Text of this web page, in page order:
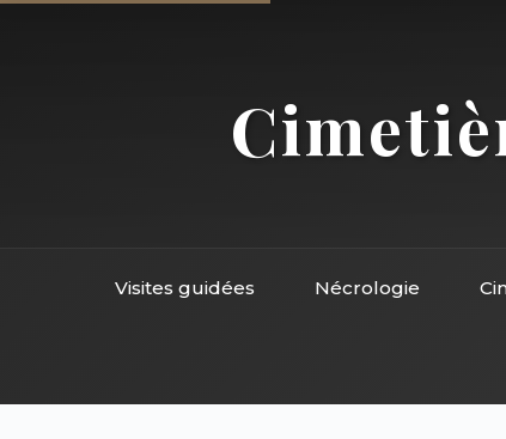
Visites guidées Nécrologie